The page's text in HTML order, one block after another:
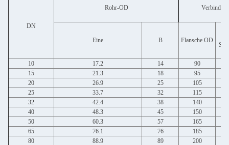
DN
Rohr-OD
Eine B Flansche OD
10 17.2 14
90
15
21.3 18
95
20
26.9 25
105
25
33.7 32
115
32
42.4 38
140
40
48.3 45
150
50
60.3 57
165
65
76.1 76
185
80
88.9 89
200